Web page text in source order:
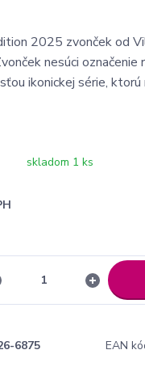
2025 zvonček od
nesúci
ikonickej série,
skladom 1 ks
6875 EAN